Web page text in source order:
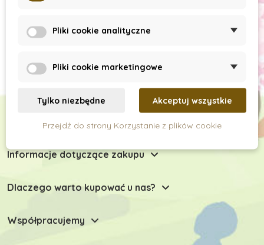
Chętnie Państwu doradzimy
Informacje dotyczące zakupu
Dlaczego warto kupować u nas?
Współpracujemy
Pliki cookie analityczne
Pliki cookie marketingowe
Tylko niezbędne Akceptuj wszystkie
Przejdź do strony Korzystanie z plików cookie